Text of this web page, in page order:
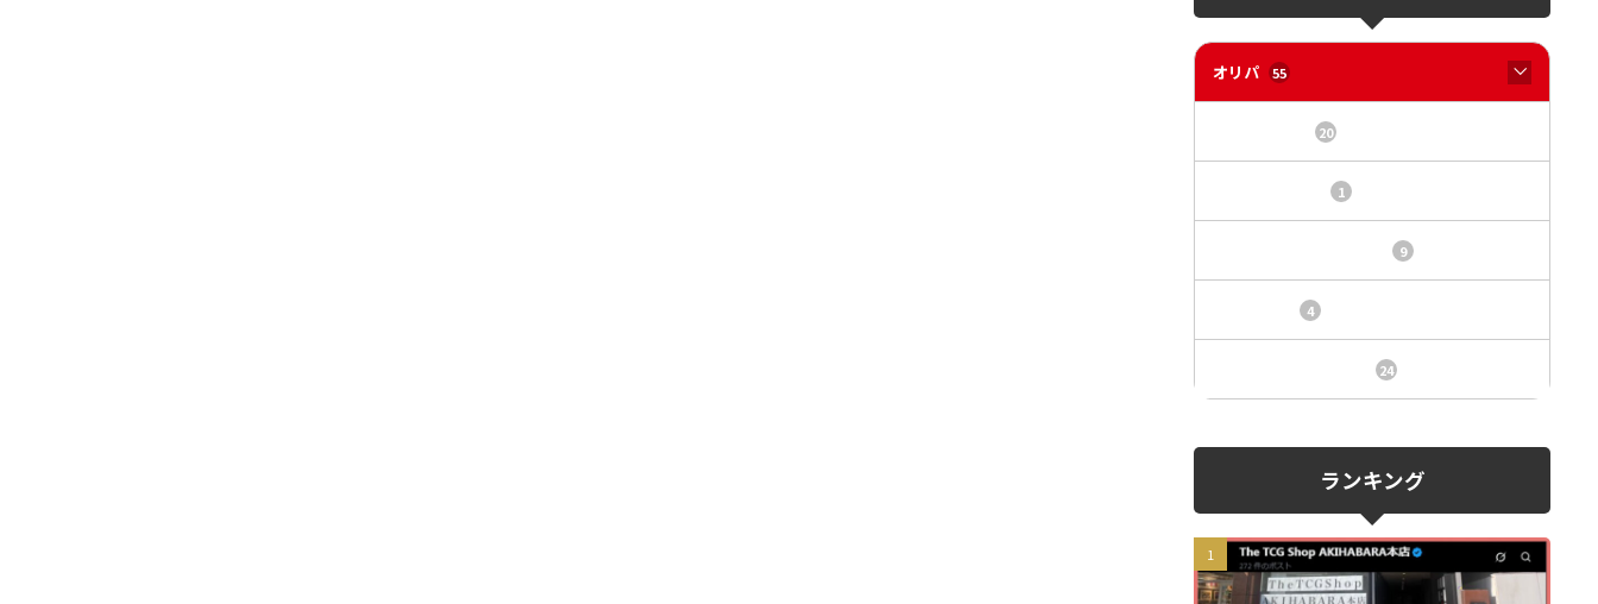
オリパ 55
20
1
9
4
24
ランキング